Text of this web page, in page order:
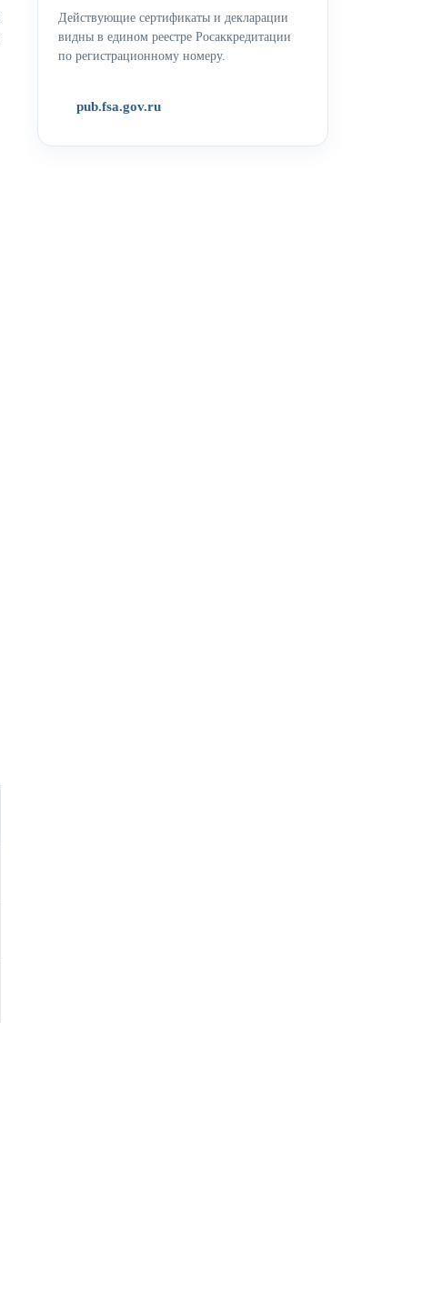
Действующие сертификаты и декларации
видны в едином реестре Росаккредитации
по регистрационному номеру.
pub.fsa.gov.ru